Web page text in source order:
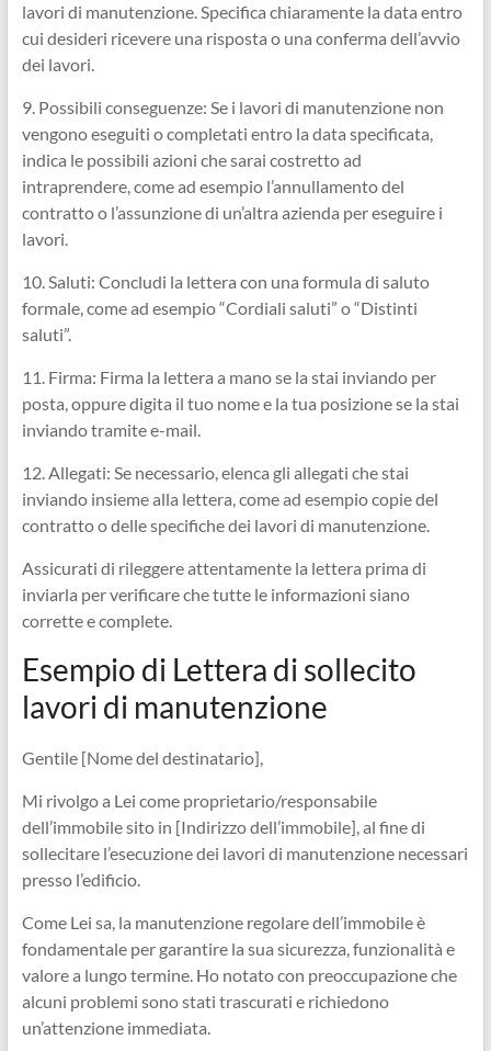
lavori di manutenzione. Specifica chiaramente la data entro
cui desideri ricevere una risposta o una conferma dell’avvio
dei lavori.
9. Possibili conseguenze: Se i lavori di manutenzione non
vengono eseguiti o completati entro la data specificata,
indica le possibili azioni che sarai costretto ad
intraprendere, come ad esempio l’annullamento del
contratto o l’assunzione di un’altra azienda per eseguire i
lavori.
10. Saluti: Concludi la lettera con una formula di saluto
formale, come ad esempio “Cordiali saluti” o “Distinti
saluti”.
11. Firma: Firma la lettera a mano se la stai inviando per
posta, oppure digita il tuo nome e la tua posizione se la stai
inviando tramite e-mail.
12. Allegati: Se necessario, elenca gli allegati che stai
inviando insieme alla lettera, come ad esempio copie del
contratto o delle specifiche dei lavori di manutenzione.
Assicurati di rileggere attentamente la lettera prima di
inviarla per verificare che tutte le informazioni siano
corrette e complete.
Esempio di Lettera di sollecito
lavori di manutenzione
Gentile [Nome del destinatario],
Mi rivolgo a Lei come proprietario/responsabile
dell’immobile sito in [Indirizzo dell’immobile], al fine di
sollecitare l’esecuzione dei lavori di manutenzione necessari
presso l’edificio.
Come Lei sa, la manutenzione regolare dell’immobile è
fondamentale per garantire la sua sicurezza, funzionalità e
valore a lungo termine. Ho notato con preoccupazione che
alcuni problemi sono stati trascurati e richiedono
un’attenzione immediata.